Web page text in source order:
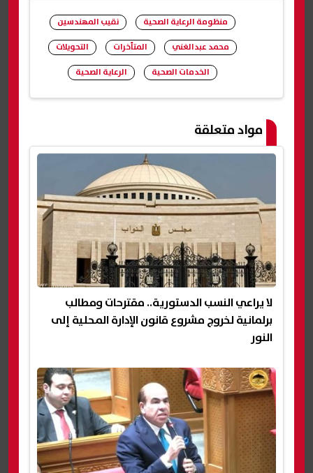
شارك
منظومة الرعاية الصحية
نقيب المهندسين
محمد عبدالغني
المتأخرات
التحويلات
الخدمات الصحية
الرعاية الصحية
مواد متعلقة
لا يراعي النسب الدستورية.. مقترحات ومطالب
برلمانية لخروج مشروع قانون الإدارة المحلية إلى
النور